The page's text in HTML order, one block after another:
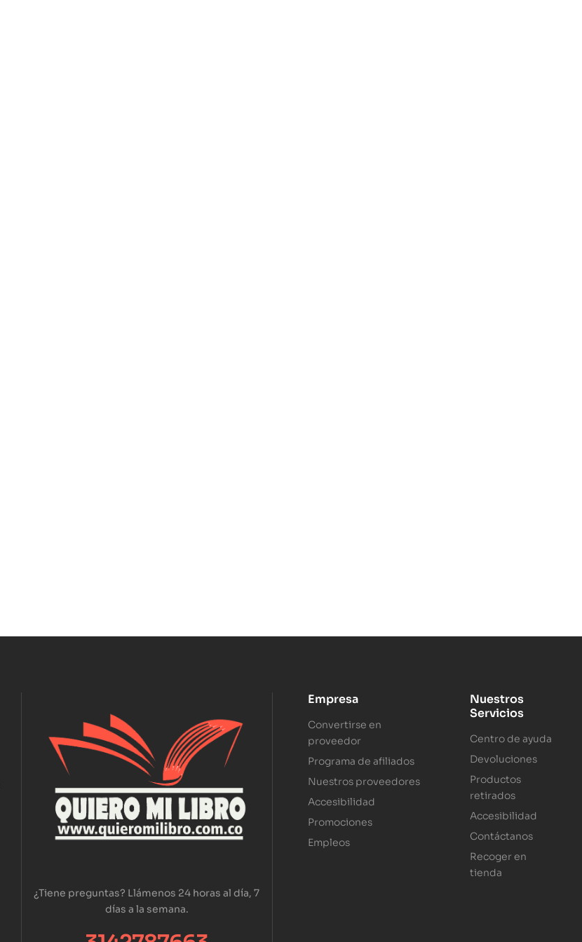
¿Tiene preguntas? Llámenos 24 horas al día, 7
días a la semana.
Empresa
Convertirse en
proveedor
Programa de afiliados
Nuestros proveedores
Accesibilidad
Promociones
Empleos
Nuestros
Servicios
Centro de ayuda
Devoluciones
Productos
retirados
Accesibilidad
Contáctanos
Recoger en
tienda